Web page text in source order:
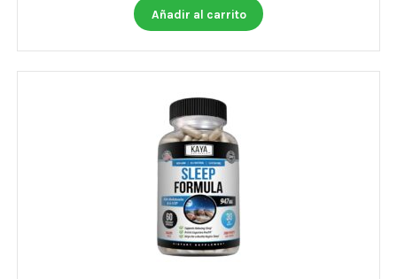
Añadir al carrito